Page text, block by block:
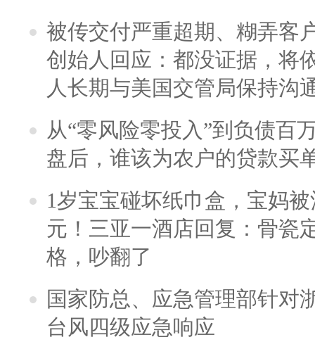
被传交付严重超期、糊弄客
创始人回应：都没证据，将
人长期与美国交管局保持沟
从“零风险零投入”到负债百
盘后，谁该为农户的贷款买
1岁宝宝碰坏纸巾盒，宝妈
元！三亚一酒店回复：骨瓷
格，吵翻了
国家防总、应急管理部针对
台风四级应急响应